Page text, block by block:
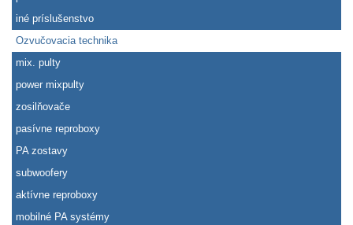
iné príslušenstvo
Ozvučovacia technika
mix. pulty
power mixpulty
zosilňovače
pasívne reproboxy
PA zostavy
subwoofery
aktívne reproboxy
mobilné PA systémy